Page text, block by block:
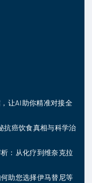
让AI助你精准对接全
抗癌饮食真相与科学治
：从化疗到维奈克拉
助您选择伊马替尼等